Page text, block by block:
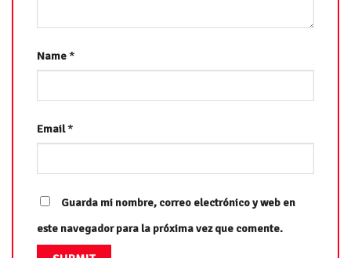
Name*
Email*
Guarda mi nombre, correo electrónico y web en
este navegador para la próxima vez que comente.